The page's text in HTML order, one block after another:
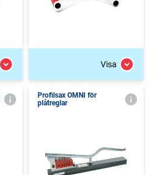
Visa
Profilsax OMNI för
plåtreglar